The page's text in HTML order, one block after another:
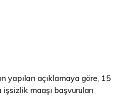
yapılan açıklamaya göre, 15
maaşı başvuruları